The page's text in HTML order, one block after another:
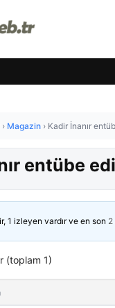
› Magazin › Kadir İnanır
entübe
1 izleyen vardır ve en son
(toplam 1)